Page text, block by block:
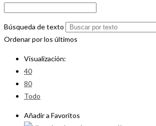
Búsqueda de texto
Ordenar por los últimos
Visualización:
40
80
Todo
Añadir a Favoritos